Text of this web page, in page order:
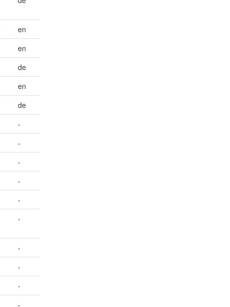
en
en
de
en
de
-
-
-
-
-
-
-
-
-
-